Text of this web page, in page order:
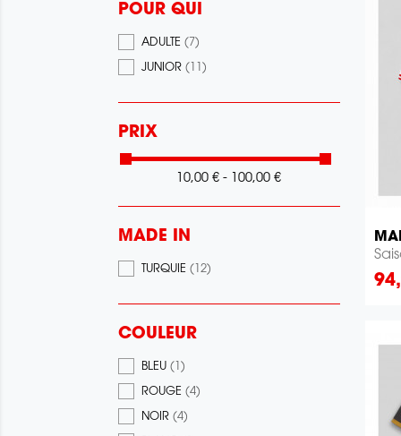
POUR QUI
ADULTE (7)
JUNIOR (11)
PRIX
10,00 € - 100,00 €
MADE IN
TURQUIE (12)
COULEUR
BLEU (1)
ROUGE (4)
NOIR (4)